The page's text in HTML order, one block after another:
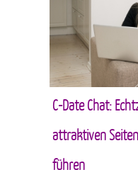
C-Date Chat:
attraktiven
führen